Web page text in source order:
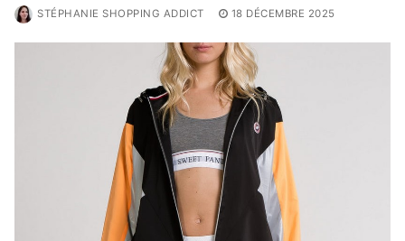
STÉPHANIE SHOPPING ADDICT 18 DÉCEMBRE 2025